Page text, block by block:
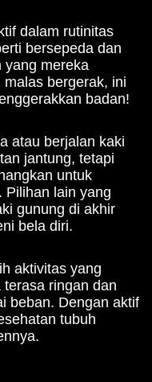
dalam rutinitas
bersepeda dan
yang mereka
malas bergerak, ini
badan!
atau berjalan kaki
jantung, tetapi
untuk
Pilihan lain yang
gunung di akhir
bela diri.
aktivitas yang
ringan dan
beban. Dengan aktif
tubuh